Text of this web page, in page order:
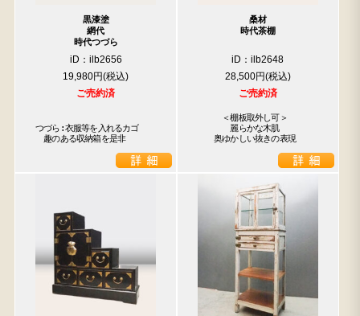
黒漆塗
網代
時代つづら
iD：ilb2656
19,980円
ご売約済
つづら:衣服等を入れるカゴ
趣のある収納箱を是非
桑材
時代茶棚
iD：ilb2648
28,500円
ご売約済
＜棚板取外し可＞
麗らかな木肌
奥ゆかしい抜きの表現